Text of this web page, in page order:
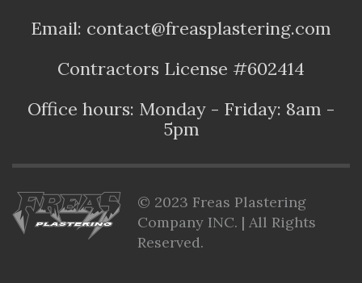
Email: contact@freasplastering.com
Contractors License #602414
Office hours: Monday - Friday: 8am -
5pm
© 2023 Freas Plastering
Company INC. | All Rights
Reserved.